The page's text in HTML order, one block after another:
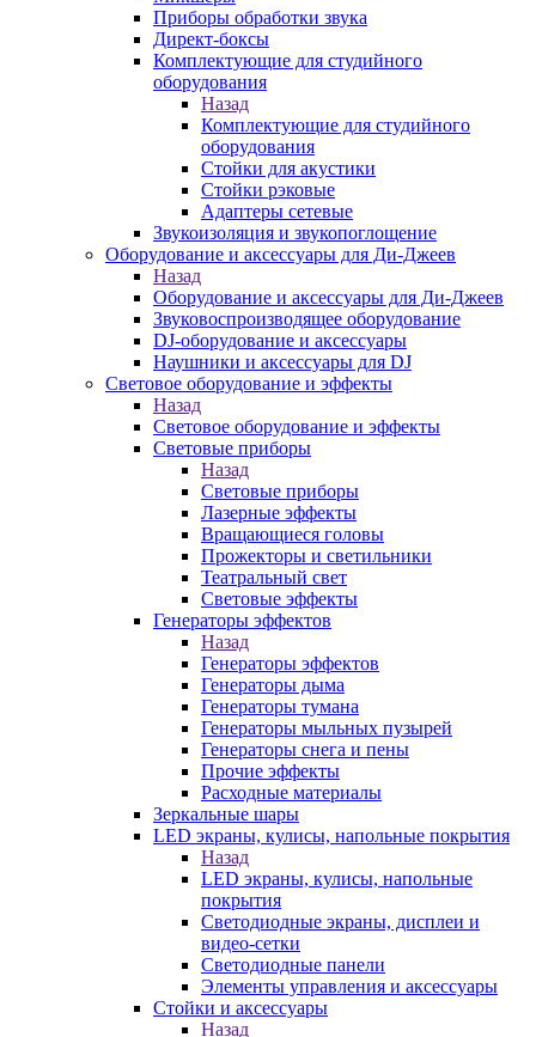
Приборы обработки звука
Директ-боксы
Комплектующие для студийного
оборудования
Назад
Комплектующие для студийного
оборудования
Стойки для акустики
Стойки рэковые
Адаптеры сетевые
Звукоизоляция и звукопоглощение
Оборудование и аксессуары для Ди-Джеев
Назад
Оборудование и аксессуары для Ди-Джеев
Звуковоспроизводящее оборудование
DJ-оборудование и аксессуары
Наушники и аксессуары для DJ
Световое оборудование и эффекты
Назад
Световое оборудование и эффекты
Световые приборы
Назад
Световые приборы
Лазерные эффекты
Вращающиеся головы
Прожекторы и светильники
Театральный свет
Световые эффекты
Генераторы эффектов
Назад
Генераторы эффектов
Генераторы дыма
Генераторы тумана
Генераторы мыльных пузырей
Генераторы снега и пены
Прочие эффекты
Расходные материалы
Зеркальные шары
LED экраны, кулисы, напольные покрытия
Назад
LED экраны, кулисы, напольные
покрытия
Светодиодные экраны, дисплеи и
видео-сетки
Светодиодные панели
Элементы управления и аксессуары
Стойки и аксессуары
Назад